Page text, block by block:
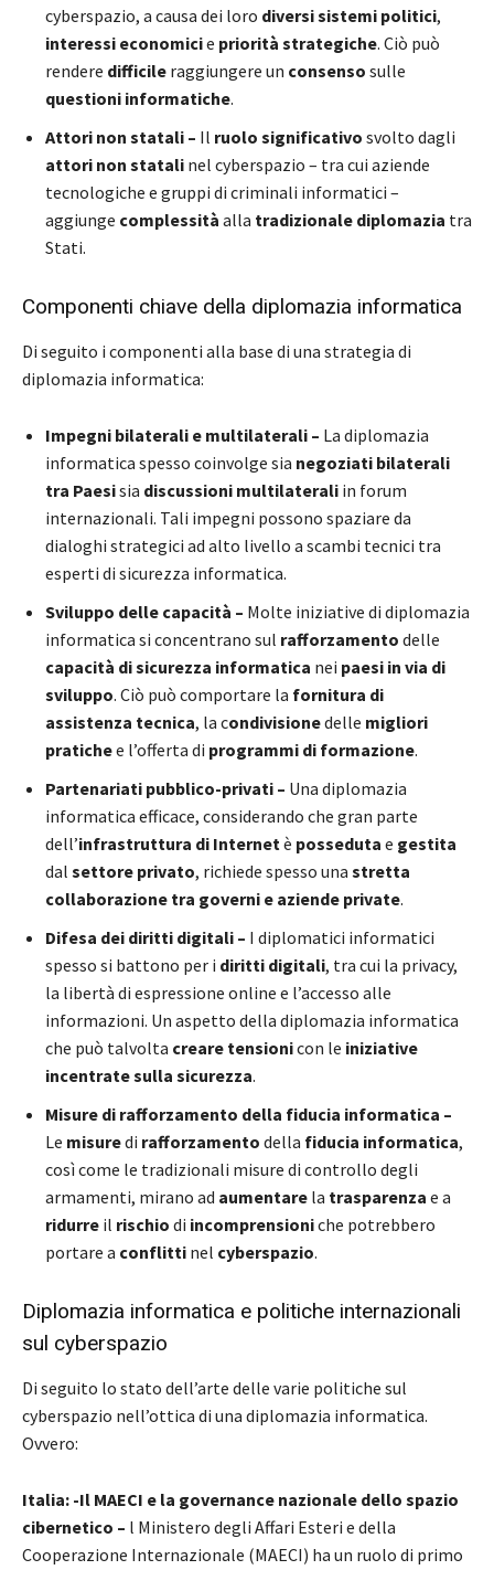
cyberspazio, a causa dei loro diversi sistemi politici,
interessi economicie priorità strategiche. Ciò può
rendere difficile raggiungere un consenso sulle
questioni informatiche.
Attori non statali – Il ruolo significativo svolto dagli
attori non statali nel cyberspazio – tra cui aziende
tecnologiche e gruppi di criminali informatici –
aggiunge complessità alla tradizionale diplomazia tra
Stati.
Componenti chiave della diplomazia informatica
Di seguito i componenti alla base di una strategia di
diplomazia informatica:
Impegni bilaterali e multilaterali – La diplomazia
informatica spesso coinvolge sia negoziati bilaterali
tra Paesisia discussioni multilaterali in forum
internazionali. Tali impegni possono spaziare da
dialoghi strategici ad alto livello a scambi tecnici tra
esperti di sicurezza informatica.
Sviluppo delle capacità – Molte iniziative di diplomazia
informatica si concentrano sul rafforzamento delle
capacità di sicurezza informatica nei paesi in via di
sviluppo. Ciò può comportare la fornitura di
assistenza tecnica, la condivisionedelle migliori
pratichee l’offerta di programmi di formazione.
Partenariati pubblico-privati – Una diplomazia
informatica efficace, considerando che gran parte
dell’infrastruttura di Internetè posseduta e gestita
dal settore privato, richiede spesso una stretta
collaborazione tra governi e aziende private.
Difesa dei diritti digitali – I diplomatici informatici
spesso si battono per i diritti digitali, tra cui la privacy,
la libertà di espressione online e l’accesso alle
informazioni. Un aspetto della diplomazia informatica
che può talvolta creare tensionicon le iniziative
incentrate sulla sicurezza.
Misure di rafforzamento della fiducia informatica –
Le misuredi rafforzamento della fiducia informatica,
così come le tradizionali misure di controllo degli
armamenti, mirano ad aumentare la trasparenza e a
ridurre il rischio di incomprensioniche potrebbero
portare a conflitti nel cyberspazio.
Diplomazia informatica e politiche internazionali
sul cyberspazio
Di seguito lo stato dell’arte delle varie politiche sul
cyberspazio nell’ottica di una diplomazia informatica.
Ovvero:
Italia: -Il MAECI e la governance nazionale dello spazio
cibernetico – l Ministero degli Affari Esteri e della
Cooperazione Internazionale (MAECI) ha un ruolo di primo